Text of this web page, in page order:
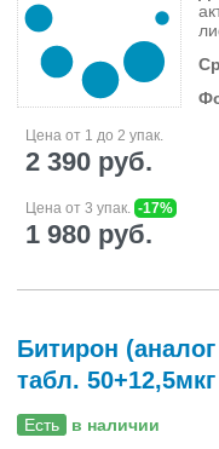
Цена от 1 до 2 упак.
2 390 руб.
Цена от 3 упак. -17%
1 980 руб.
Битирон
табл.
Есть в наличии